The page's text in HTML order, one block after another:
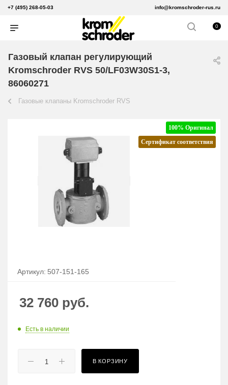
+7 (495) 268-05-03 info@kromschroder-rus.ru
0
Газовый клапан регулирующий
Kromschroder RVS 50/LF03W30S1-3,
86060271
Газовые клапаны Kromschroder RVS
100% Оригинал
Сертификат соответствия
Артикул: 507-151-165
32 760 руб.
Есть в наличии
В КОРЗИНУ